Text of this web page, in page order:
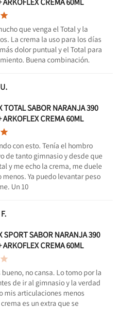

que venga el Total y la
La crema la uso para los días
dolor puntual y el Total para
Buena combinación.
TOTAL SABOR NARANJA 390
ARKOFLEX CREMA 60ML

con esto. Tenía el hombro
de tanto gimnasio y desde que
y me echo la crema, me duele
Ya puedo levantar peso
Un 10
SPORT SABOR NARANJA 390
ARKOFLEX CREMA 60ML

bueno, no cansa. Lo tomo por la
de ir al gimnasio y la verdad
mis articulaciones menos
es un extra que se